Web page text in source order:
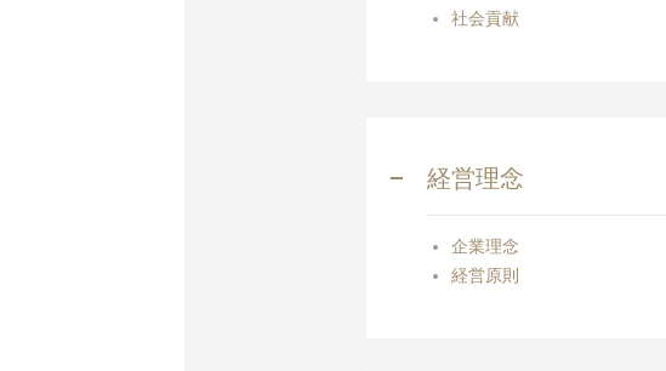
社会貢献
経営理念
企業理念
経営原則